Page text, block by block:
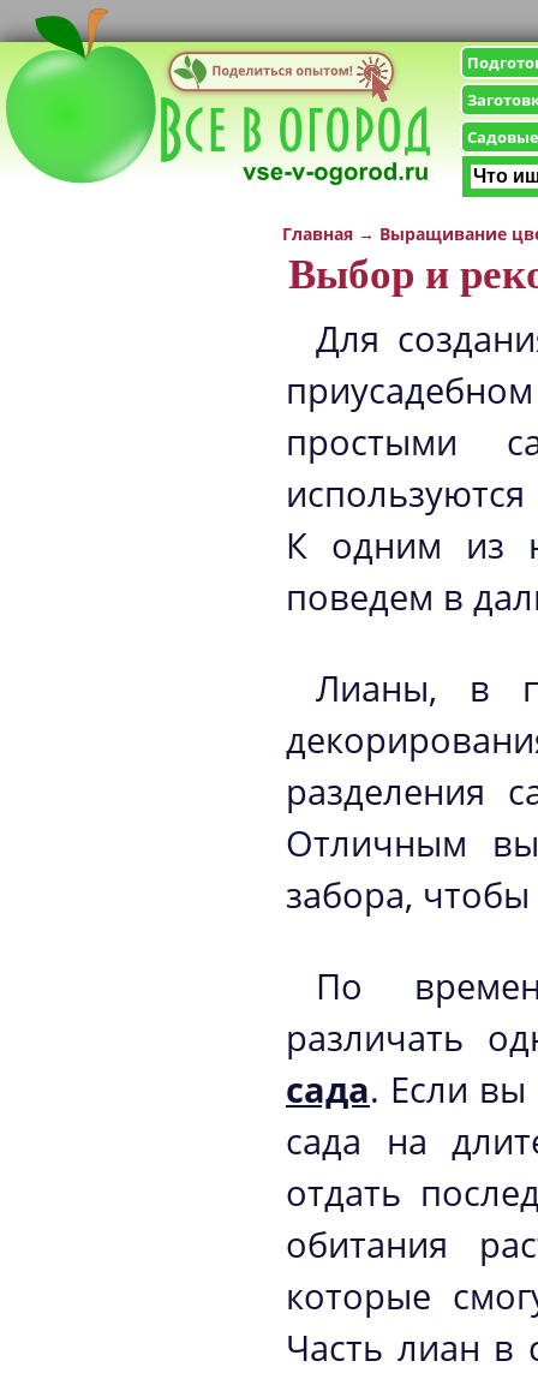
Главная → Выращивание
Выбор и
Для
простыми
К одним из
поведем в
Лианы, в
разделения
Отличным
забора,
По
различать
сада. Если
сада на
отдать
обитания
которые
Часть лиан в